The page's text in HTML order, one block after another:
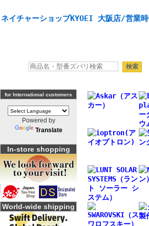
ネイチャーショップKYOEI 大阪店/営業
for International customers
Powered by
Translate
In-store shopping
World-wide shipping